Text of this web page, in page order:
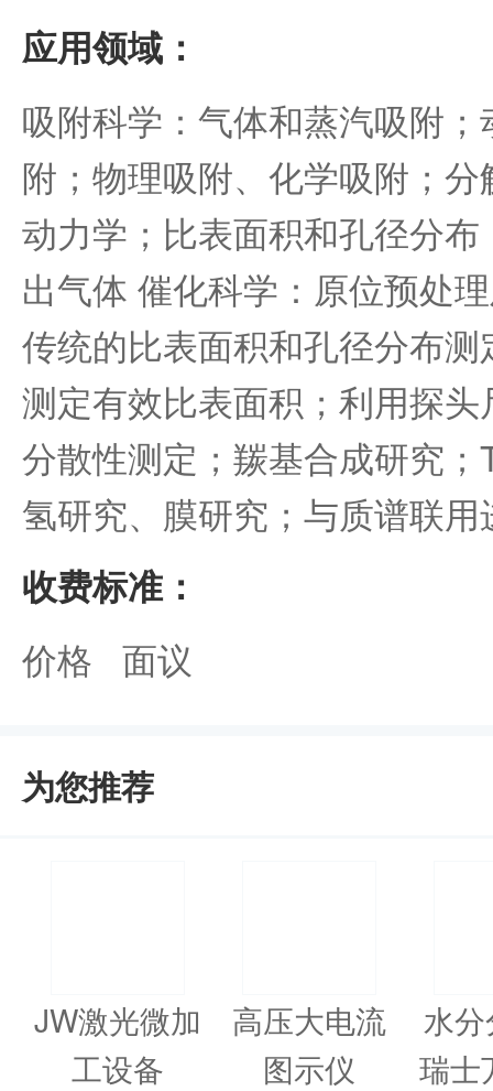
应用领域：
吸附科学：气体和蒸汽吸附
附；物理吸附、化学吸附；
动力学；比表面积和孔径分
出气体 催化科学：原位预处
传统的比表面积和孔径分布
测定有效比表面积；利用探
分散性测定；羰基合成研究
氢研究、膜研究；与质谱联
收费标准：
价格 面议
为您推荐
JW激光微加
工设备
高压大电流
图示仪
水
瑞士